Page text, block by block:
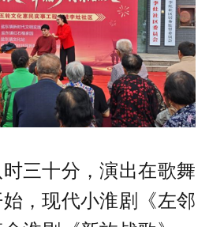
三十分，演出在歌舞
始，现代小淮剧《左邻